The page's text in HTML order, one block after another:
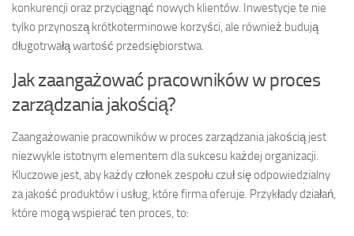
konkurencji oraz przyciągnąć nowych klientów. Inwestycje te nie
tylko przynoszą krótkoterminowe korzyści, ale również budują
długotrwałą wartość przedsiębiorstwa.
Jak zaangażować pracowników w proces
zarządzania jakością?
Zaangażowanie pracowników w proces zarządzania jakością jest
niezwykle istotnym elementem dla sukcesu każdej organizacji.
Kluczowe jest, aby każdy członek zespołu czuł się odpowiedzialny
za jakość produktów i usług, które firma oferuje. Przykłady działań,
które mogą wspierać ten proces, to: